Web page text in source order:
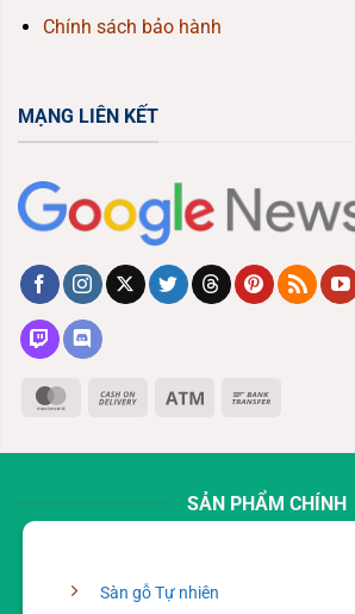
Chính sách bảo hành
MẠNG LIÊN KẾT
MasterCard
Cash
Delivery
Atm
SẢN PHẨM CHÍNH
Sàn gỗ Tự nhiên